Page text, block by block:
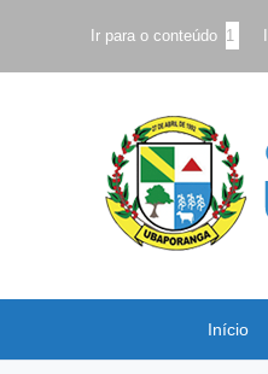
Ir para o conteúdo 1
Início